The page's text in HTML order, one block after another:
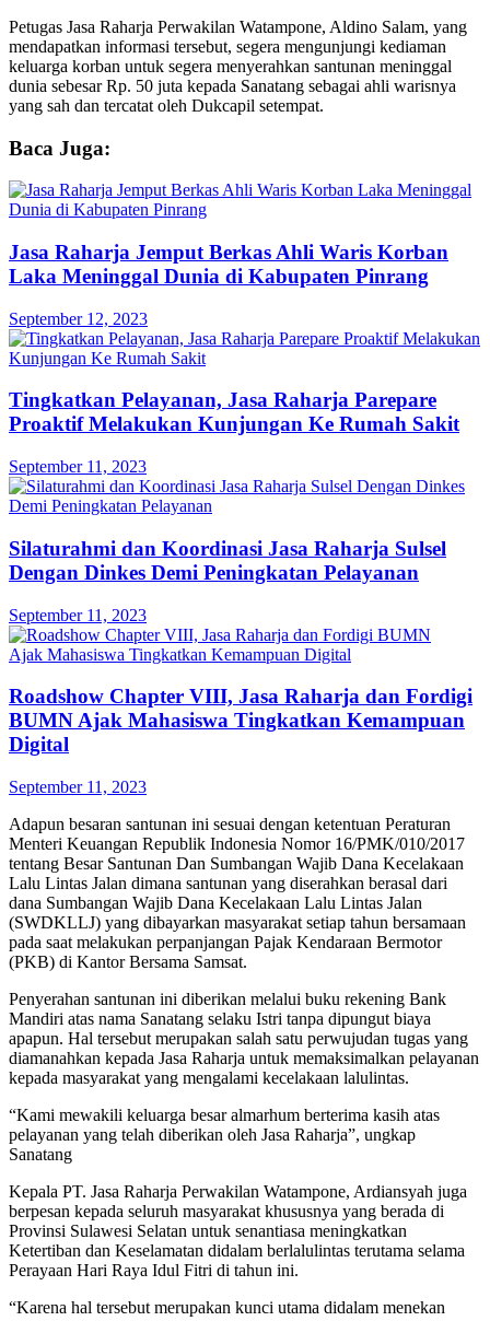
Petugas Jasa Raharja Perwakilan Watampone, Aldino Salam, yang
mendapatkan informasi tersebut, segera mengunjungi kediaman
keluarga korban untuk segera menyerahkan santunan meninggal
dunia sebesar Rp. 50 juta kepada Sanatang sebagai ahli warisnya
yang sah dan tercatat oleh Dukcapil setempat.
Baca Juga:
Jasa Raharja Jemput Berkas Ahli Waris Korban
Laka Meninggal Dunia di Kabupaten Pinrang
September 12, 2023
Tingkatkan Pelayanan, Jasa Raharja Parepare
Proaktif Melakukan Kunjungan Ke Rumah Sakit
September 11, 2023
Silaturahmi dan Koordinasi Jasa Raharja Sulsel
Dengan Dinkes Demi Peningkatan Pelayanan
September 11, 2023
Roadshow Chapter VIII, Jasa Raharja dan Fordigi
BUMN Ajak Mahasiswa Tingkatkan Kemampuan
Digital
September 11, 2023
Adapun besaran santunan ini sesuai dengan ketentuan Peraturan
Menteri Keuangan Republik Indonesia Nomor 16/PMK/010/2017
tentang Besar Santunan Dan Sumbangan Wajib Dana Kecelakaan
Lalu Lintas Jalan dimana santunan yang diserahkan berasal dari
dana Sumbangan Wajib Dana Kecelakaan Lalu Lintas Jalan
(SWDKLLJ) yang dibayarkan masyarakat setiap tahun bersamaan
pada saat melakukan perpanjangan Pajak Kendaraan Bermotor
(PKB) di Kantor Bersama Samsat.
Penyerahan santunan ini diberikan melalui buku rekening Bank
Mandiri atas nama Sanatang selaku Istri tanpa dipungut biaya
apapun. Hal tersebut merupakan salah satu perwujudan tugas yang
diamanahkan kepada Jasa Raharja untuk memaksimalkan pelayanan
kepada masyarakat yang mengalami kecelakaan lalulintas.
“Kami mewakili keluarga besar almarhum berterima kasih atas
pelayanan yang telah diberikan oleh Jasa Raharja”, ungkap
Sanatang
Kepala PT. Jasa Raharja Perwakilan Watampone, Ardiansyah juga
berpesan kepada seluruh masyarakat khususnya yang berada di
Provinsi Sulawesi Selatan untuk senantiasa meningkatkan
Ketertiban dan Keselamatan didalam berlalulintas terutama selama
Perayaan Hari Raya Idul Fitri di tahun ini.
“Karena hal tersebut merupakan kunci utama didalam menekan